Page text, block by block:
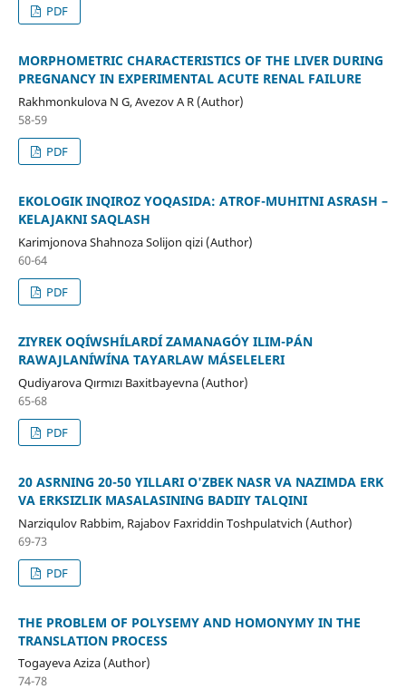
PDF
MORPHOMETRIC CHARACTERISTICS OF THE LIVER DURING
PREGNANCY IN EXPERIMENTAL ACUTE RENAL FAILURE
Rakhmonkulova N G, Avezov A R (Author)
58-59
PDF
EKOLOGIK INQIROZ YOQASIDA: ATROF-MUHITNI ASRASH –
KELAJAKNI SAQLASH
Karimjonova Shahnoza Solijon qizi (Author)
60-64
PDF
ZIYREK OQÍWSHÍLARDÍ ZAMANAGÓY ILIM-PÁN
RAWAJLANÍWÍNA TAYARLAW MÁSELELERI
Qudiyarova Qırmızı Baxitbayevna (Author)
65-68
PDF
20 ASRNING 20-50 YILLARI O'ZBEK NASR VA NAZIMDA ERK
VA ERKSIZLIK MASALASINING BADIIY TALQINI
Narziqulov Rabbim, Rajabov Faxriddin Toshpulatvich (Author)
69-73
PDF
THE PROBLEM OF POLYSEMY AND HOMONYMY IN THE
TRANSLATION PROCESS
Togayeva Aziza (Author)
74-78